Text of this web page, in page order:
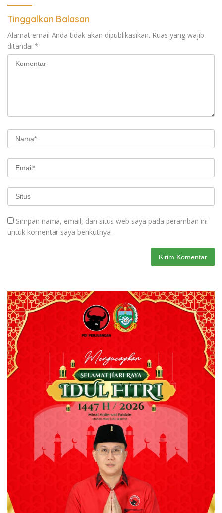
Pemantau dan Pengawas
MBG
Tinggalkan Balasan
Alamat email Anda tidak akan dipublikasikan. Ruas yang wajib
ditandai *
Simpan nama, email, dan situs web saya pada peramban ini
untuk komentar saya berikutnya.